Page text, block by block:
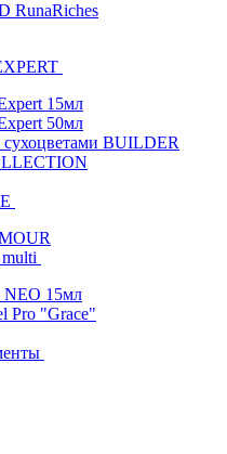
RunaRiches
15мл
50мл
BUILDER
NEO 15мл
Pro "Grace"